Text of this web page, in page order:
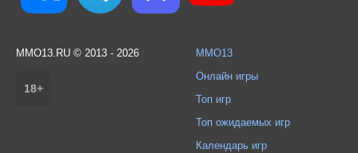
MMO13.RU © 2013 - 2026
18+
MMO13
Онлайн игры
Топ игр
Топ ожидаемых игр
Календарь игр